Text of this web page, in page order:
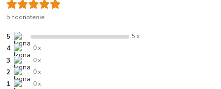
5 hodnotenie
5 5 x
4 0 x
3 0 x
2 0 x
1 0 x